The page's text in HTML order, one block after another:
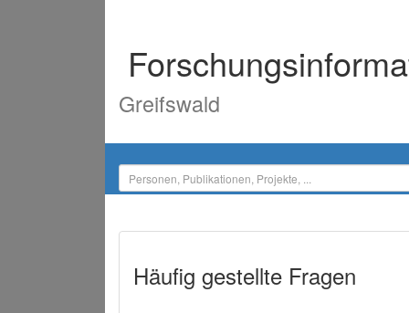
Greifswald
Häufig gestellte Fragen